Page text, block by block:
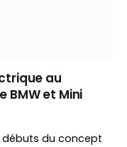
au
BMW et Mini
débuts du concept